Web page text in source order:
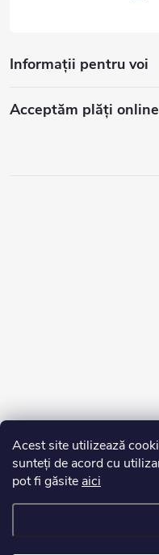
Acest site utilizează
sunteți de acord cu
pot fi găsite aici
Informații pentru voi
Acceptăm plăţi online